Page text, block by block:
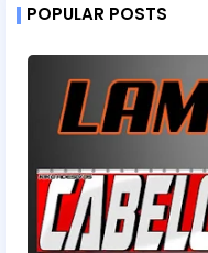
POPULAR POSTS